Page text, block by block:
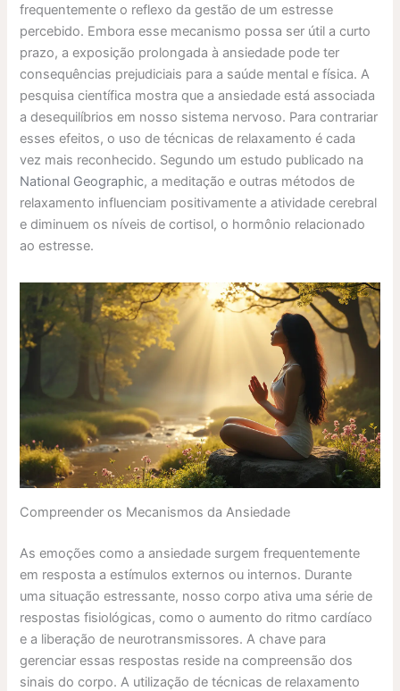
frequentemente o reflexo da gestão de um estresse
percebido. Embora esse mecanismo possa ser útil a curto
prazo, a exposição prolongada à ansiedade pode ter
consequências prejudiciais para a saúde mental e física. A
pesquisa científica mostra que a ansiedade está associada
a desequilíbrios em nosso sistema nervoso. Para contrariar
esses efeitos, o uso de técnicas de relaxamento é cada
vez mais reconhecido. Segundo um estudo publicado na
National Geographic, a meditação e outras métodos de
relaxamento influenciam positivamente a atividade cerebral
e diminuem os níveis de cortisol, o hormônio relacionado
ao estresse.
Compreender os Mecanismos da Ansiedade
As emoções como a ansiedade surgem frequentemente
em resposta a estímulos externos ou internos. Durante
uma situação estressante, nosso corpo ativa uma série de
respostas fisiológicas, como o aumento do ritmo cardíaco
e a liberação de neurotransmissores. A chave para
gerenciar essas respostas reside na compreensão dos
sinais do corpo. A utilização de técnicas de relaxamento